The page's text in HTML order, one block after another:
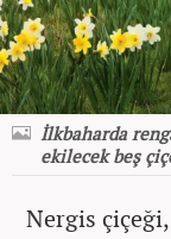
İlkbaharda
ekilecek beş
Nergis